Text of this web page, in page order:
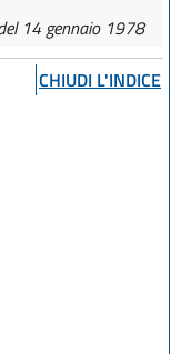
del 14 gennaio 1978
CHIUDI L'INDICE